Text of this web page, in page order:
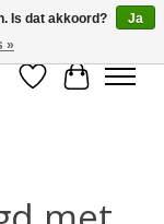
Verlanglijst
Is dat akkoord?
Ja
»